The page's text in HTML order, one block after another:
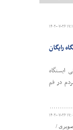
۰۷-۲۶ ۱۷:۱۳
رایگان
ایستگاه
در قم
۰۷-۲۶ ۱۷:۰۷
/